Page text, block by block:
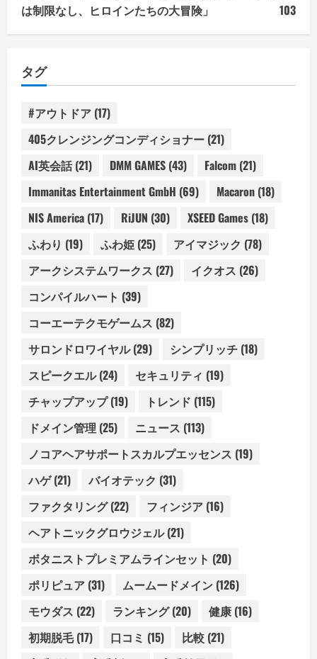
は制限なし、ヒロインたちの大冒険」
103
タグ
#アウトドア (17)
405クレンジングコンディショナー (21)
AI英会話(21) DMM GAMES (43) Falcom (21)
Immanitas Entertainment GmbH (69) Macaron (18)
NIS America (17) RiJUN (30) XSEED Games (18)
ふわり (19) ふわ姫 (25) アイマジック (78)
アークシステムワークス (27) イクオス (26)
コンパイルハート (39)
コーエーテクモゲームス (82)
サロンドロワイヤル(29) シンプリッチ (18)
スピークエル(24) セキュリティ (19)
チャップアップ(19) トレンド (115)
ドメイン管理 (25) ニュース (113)
ノコアヘアサポートスカルプエッセンス (19)
ハゲ(21) バイオテック (31)
ファクタリング(22) フィンジア (16)
ヘアトニックグロウジェル(21)
ボタニストプレミアムラインセット (20)
ポリピュア (31) ムームードメイン (126)
モウダス (22) ランキング(20) 健康 (16)
初期脱毛(17) 口コミ (15) 比較 (21)